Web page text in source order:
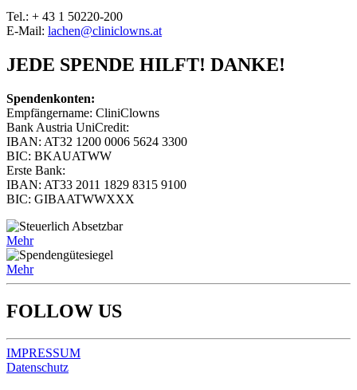
Tel.: + 43 1 50220-200
E-Mail: lachen@cliniclowns.at
JEDE SPENDE HILFT! DANKE!
Spendenkonten:
Empfängername: CliniClowns
Bank Austria UniCredit:
IBAN: AT32 1200 0006 5624 3300
BIC: BKAUATWW
Erste Bank:
IBAN: AT33 2011 1829 8315 9100
BIC: GIBAATWWXXX
Mehr
Mehr
FOLLOW US
IMPRESSUM
Datenschutz